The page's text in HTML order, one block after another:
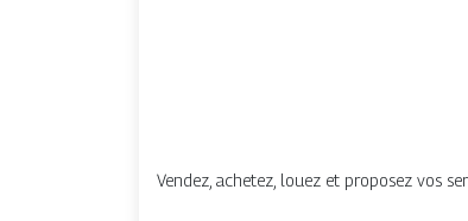
Vendez, achetez, louez et proposez vos